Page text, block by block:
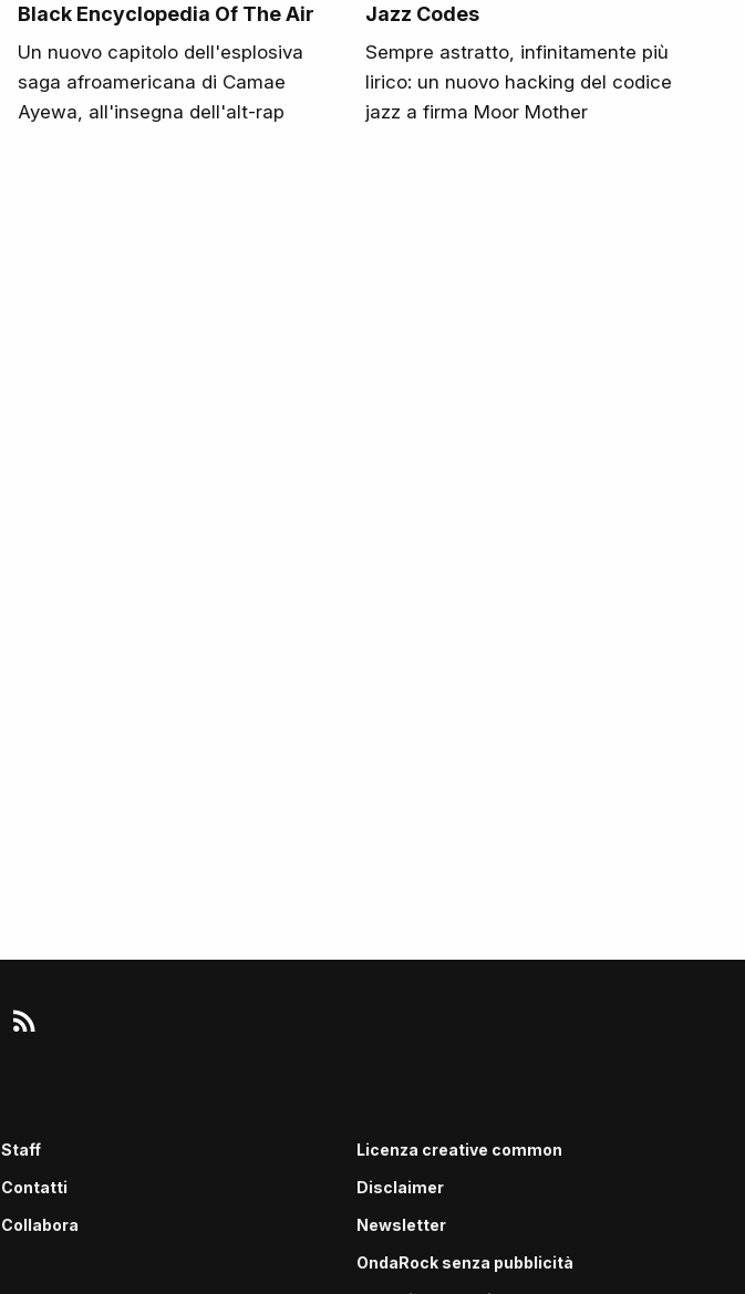
Black Encyclopedia Of The Air
Un nuovo capitolo dell'esplosiva
saga afroamericana di Camae
Ayewa, all'insegna dell'alt-rap
Jazz Codes
Sempre astratto, infinitamente più
lirico: un nuovo hacking del codice
jazz a firma Moor Mother
Staff
Contatti
Collabora
Licenza creative common
Disclaimer
Newsletter
OndaRock senza pubblicità